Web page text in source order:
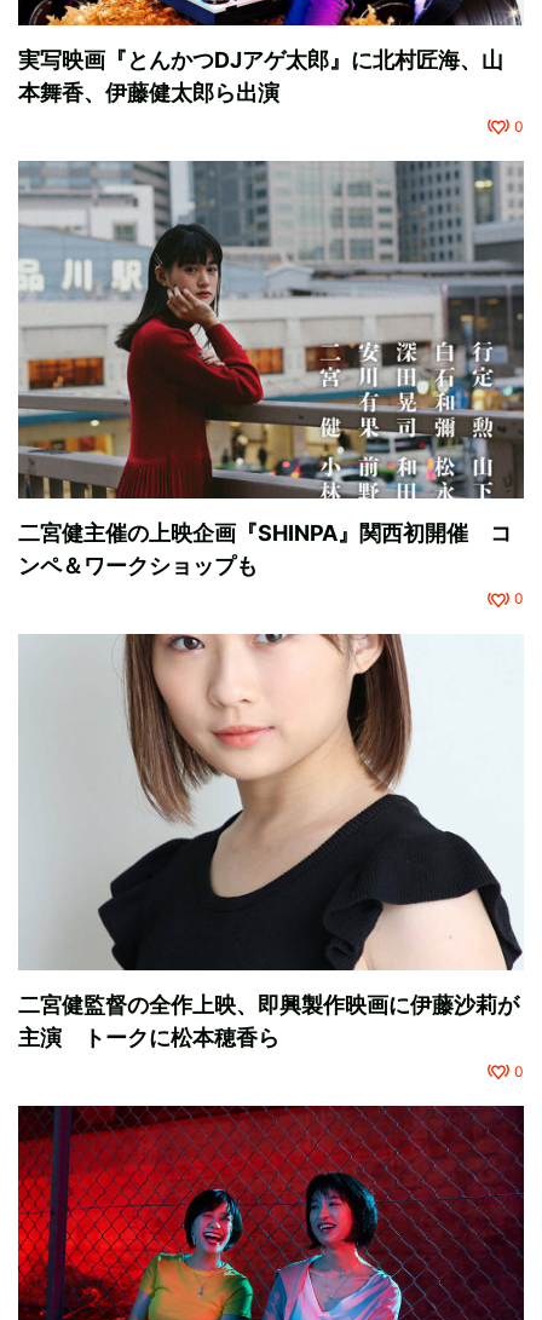
実写映画『とんかつDJアゲ太郎』に北村匠海、山
本舞香、伊藤健太郎ら出演
0
二宮健主催の上映企画『SHINPA』関西初開催 コ
ンペ＆ワークショップも
0
二宮健監督の全作上映、即興製作映画に伊藤沙莉が
主演 トークに松本穂香ら
0